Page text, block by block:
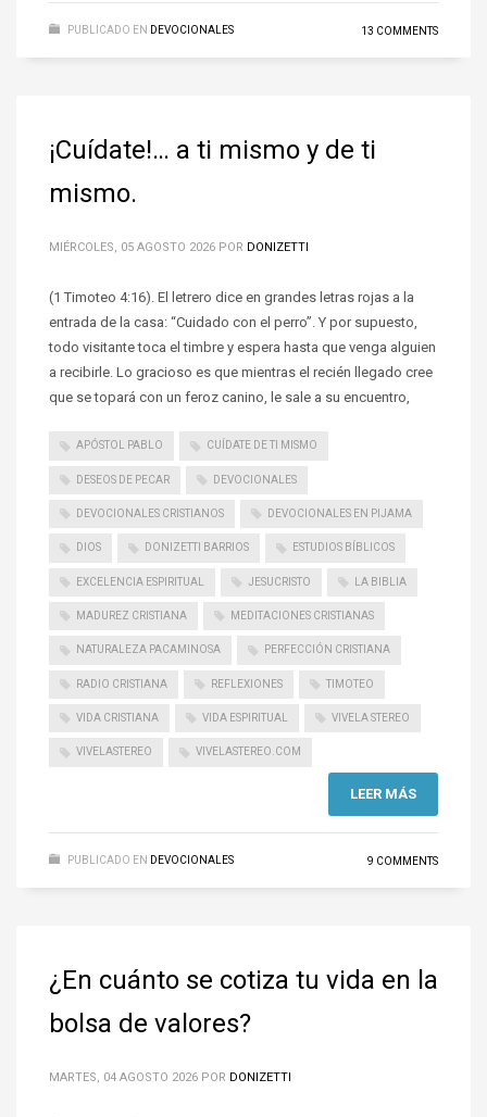
PUBLICADO EN DEVOCIONALES 13 COMMENTS
¡Cuídate!… a ti mismo y de ti
mismo.
MIÉRCOLES, 05 AGOSTO 2026 POR DONIZETTI
(1 Timoteo 4:16). El letrero dice en grandes letras rojas a la
entrada de la casa: “Cuidado con el perro”. Y por supuesto,
todo visitante toca el timbre y espera hasta que venga alguien
a recibirle. Lo gracioso es que mientras el recién llegado cree
que se topará con un feroz canino, le sale a su encuentro,
APÓSTOL PABLO CUÍDATE DE TI MISMO
DESEOS DE PECAR DEVOCIONALES
DEVOCIONALES CRISTIANOS DEVOCIONALES EN PIJAMA
DIOS DONIZETTI BARRIOS ESTUDIOS BÍBLICOS
EXCELENCIA ESPIRITUAL JESUCRISTO LA BIBLIA
MADUREZ CRISTIANA MEDITACIONES CRISTIANAS
NATURALEZA PACAMINOSA PERFECCIÓN CRISTIANA
RADIO CRISTIANA REFLEXIONES TIMOTEO
VIDA CRISTIANA VIDA ESPIRITUAL VIVELA STEREO
VIVELASTEREO VIVELASTEREO.COM
LEER MÁS
PUBLICADO EN DEVOCIONALES 9 COMMENTS
¿En cuánto se cotiza tu vida en la
bolsa de valores?
MARTES, 04 AGOSTO 2026 POR DONIZETTI